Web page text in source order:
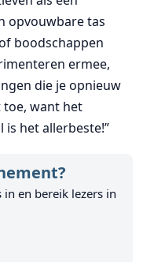
opvouwbare tas
boodschappen
ermee,
die je opnieuw
toe, want het
het allerbeste!”
en bereik lezers in